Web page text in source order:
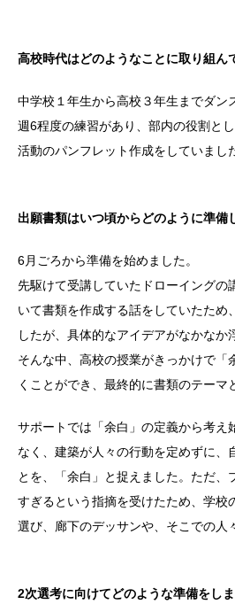
高校時代はどのようなことに取り組ん
中学校１年生から高校３年生までダン
週6程度の練習があり、部内の役割と
活動のパンフレット作成をしていまし
出願書類はいつ頃からどのように準備
6月ごろから準備を始めました。
先駆けて受講していたドローイングの
いて書類を作成する話をしていたため
したが、具体的なアイデアがなかなか
そんな中、高校の授業がきっかけで「
くことができ、最終的に書類のテーマ
サポートでは「余白」の定義から考え
なく、建築が人々の行動を定めずに、
とを、「余白」と捉えました。ただ、
すぎるという指摘を受けたため、学校
選び、廊下のデッサンや、そこでの人
2次選考に向けてどのような準備をし